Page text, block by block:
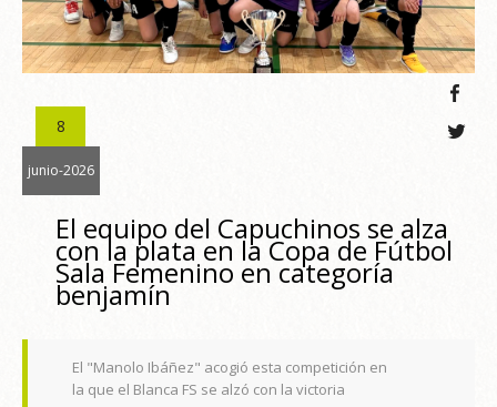
8
junio-2026
El equipo del Capuchinos se alza
con la plata en la Copa de Fútbol
Sala Femenino en categoría
benjamín
El "Manolo Ibáñez" acogió esta competición en
la que el Blanca FS se alzó con la victoria